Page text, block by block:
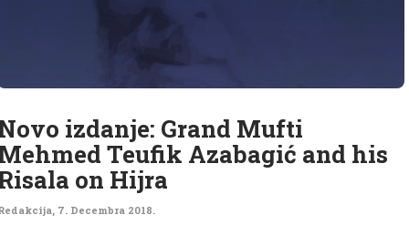
izdanje: Grand Mufti
Teufik Azabagić and his
on Hijra
7. Decembra 2018.